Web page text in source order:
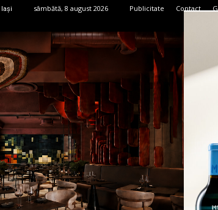
Iași sâmbătă, 8 august 2026 Publicitate Contact